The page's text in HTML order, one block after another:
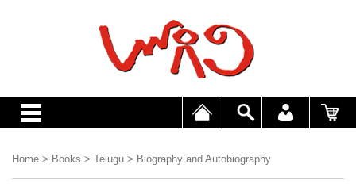
Home > Books > Telugu > Biography and Autobiography